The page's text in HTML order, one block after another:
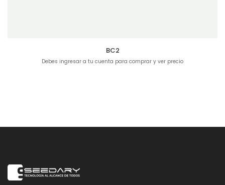
BC2
Debes ingresar a tu cuenta para comprar y ver precio